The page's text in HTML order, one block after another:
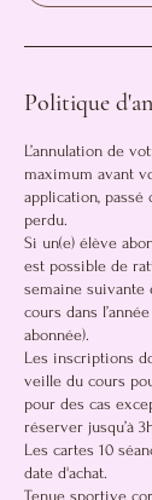
Politique
L’annulation de
maximum avant
application, passé
perdu.
Si un(e) élève
est possible de
semaine suivante
cours dans
abonnée).
Les inscriptions
veille du cours
pour des cas
réserver jusqu’à
Les cartes 10
date d'achat.
Tenue sportive